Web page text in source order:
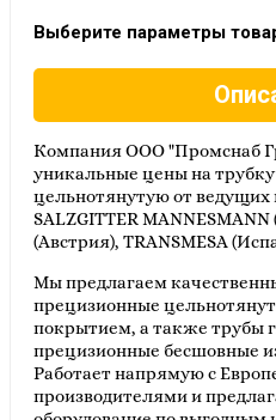
Выберите параметры
Компания ООО "Промснаб
уникальные цены на
цельнотянутую от
SALZGITTER
(Австрия), TRANSMESA
Мы предлагаем
прецизионные
покрытием, а также трубы
прецизионные бесшовные
Работает напрямую с
производителями и